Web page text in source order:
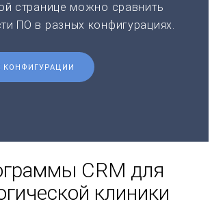
странице можно сравнить
ПО в разных конфигурациях.
КОНФИГУРАЦИИ
CRM для
клиники